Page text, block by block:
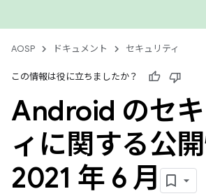
AOSP ドキュメント セキュリティ
この情報は役に立ちましたか？
Android のセ
ィに関する公
2021 年 6 月